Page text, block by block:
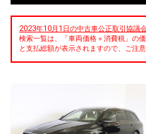
2023年10月1日の中古車公正取引協議
検索一覧は、「車両価格＋消費税」の
と支払総額が表示されますので、ご注